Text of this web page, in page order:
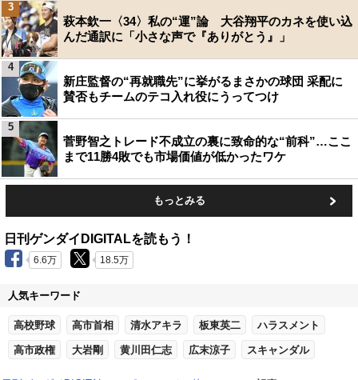
萩本欽一〈34〉私の“運”論 大谷翔平のカネを使い込
んだ通訳に「小さな声で『ありがとう』」
3
新庄監督の“再就職先”に挙がるまさかの球団 采配に
賛否もチームのテコ入れ役にうってつけ
4
菅野智之トレード不成立の裏に致命的な“前科”…ここ
まで11勝4敗でも市場価値が低かったワケ
5
もっとみる
日刊ゲンダイDIGITALを読もう！
6.6万 18.5万
人気キーワード
高校野球 高市首相 清水アキラ 板東英二 ハラスメント
高市政権 大岩剛 黄川田仁志 広末涼子 スキャンダル